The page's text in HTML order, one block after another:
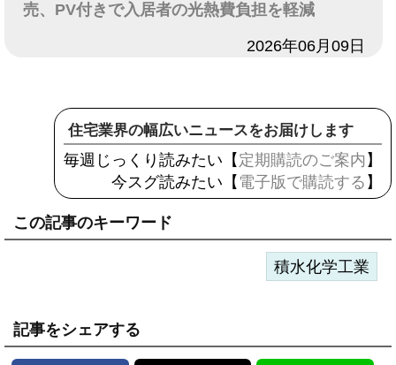
売、PV付きで入居者の光熱費負担を軽減
2026年06月09日
住宅業界の幅広いニュースをお届けします
毎週じっくり読みたい【 定期購読のご案内 】
今スグ読みたい【 電子版で購読する 】
この記事のキーワード
積水化学工業
記事をシェアする